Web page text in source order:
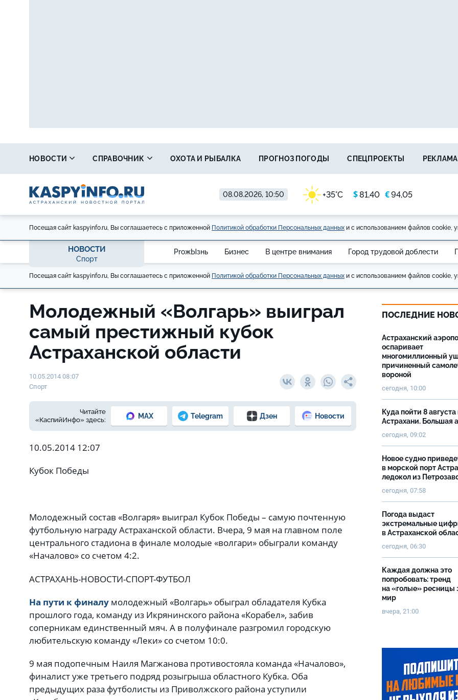
08.08.2026, 10:50 +35°C $81,40 €94,05
НОВОСТИ СПРАВОЧНИК ОХОТА И РЫБАЛКА ПРОГНОЗ ПОГОДЫ СПЕЦПРОЕКТЫ
Посещая сайт kaspyinfo.ru, Вы соглашаетесь с приложенной Политикой обработки Персональных данных и с использованием файлов cookie,
НОВОСТИ
Спорт
ProжЫзнь Бизнес В центре внимания Город трудовой доблести
Посещая сайт kaspyinfo.ru, Вы соглашаетесь с приложенной Политикой обработки Персональных данных и с использованием файлов cookie,
Молодежный «Волгарь» выиграл
самый престижный кубок
Астраханской области
10.05.2014 08:07
Спорт
Читайте
«КаспийИнфо» здесь:
MAX Telegram Дзен Новости
10.05.2014 12:07
Кубок Победы
Молодежный состав «Волгаря» выиграл Кубок Победы – самую почтенную
футбольную награду Астраханской области. Вчера, 9 мая на главном поле
центрального стадиона в финале молодые «волгари» обыграли команду
«Началово» со счетом 4:2.
АСТРАХАНЬ-НОВОСТИ-СПОРТ-ФУТБОЛ
На пути к финалу молодежный «Волгарь» обыграл обладателя Кубка
прошлого года, команду из Икрянинского района «Корабел», забив
соперникам единственный мяч. А в полуфинале разгромил городскую
любительскую команду «Леки» со счетом 10:0.
9 мая подопечным Наиля Магжанова противостояла команда «Началово»,
финалист уже третьего подряд розыгрыша областного Кубка. Оба
предыдущих раза футболисты из Приволжского района уступили
ПОСЛЕДНИЕ
Астраханский
оспаривает
многомиллионный
причиненный
вороной
сегодня, 10:00
Куда пойти 8 августа
Астрахани. Большая
сегодня, 09:02
Новое судно
в морской порт
ледокол из
сегодня, 07:58
Погода выдаст
экстремальные
в Астраханской
сегодня, 06:30
Каждая должна это
попробовать: тренд
на «голые» ресницы
мир
вчера, 21:00